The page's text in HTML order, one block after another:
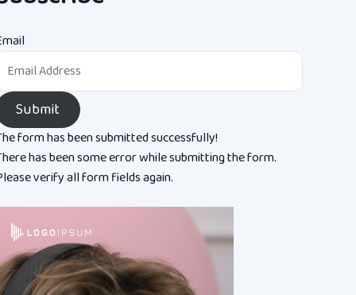
Submit
form has been submitted successfully!
has been some error while submitting the form.
verify all form fields again.